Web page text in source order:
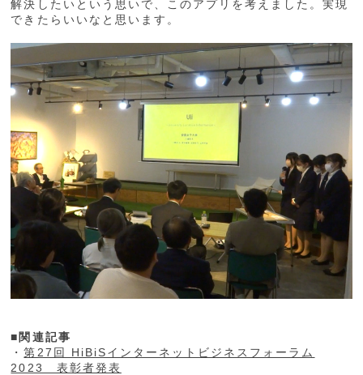
解決したいという思いで、このアプリを考えました。実現
できたらいいなと思います。
■関連記事
・第27回 HiBiSインターネットビジネスフォーラム
2023 表彰者発表